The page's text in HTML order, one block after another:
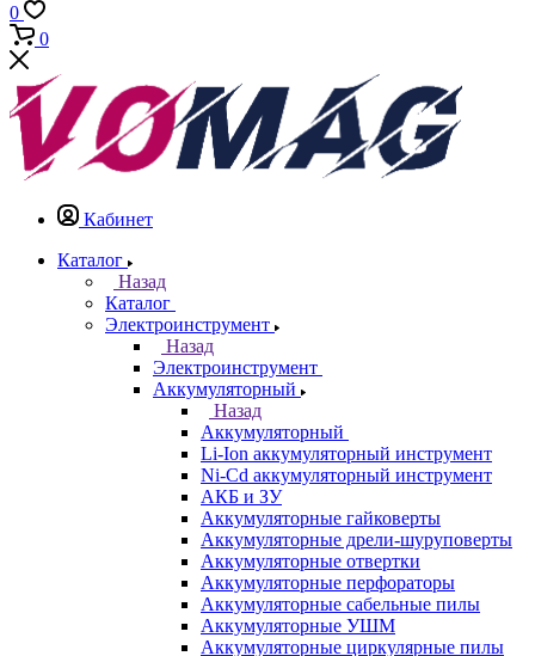
0
0
Кабинет
Каталог
Назад
Каталог
Электроинструмент
Назад
Электроинструмент
Аккумуляторный
Назад
Аккумуляторный
Li-Ion аккумуляторный инструмент
Ni-Cd аккумуляторный инструмент
АКБ и ЗУ
Аккумуляторные гайковерты
Аккумуляторные дрели-шуруповерты
Аккумуляторные отвертки
Аккумуляторные перфораторы
Аккумуляторные сабельные пилы
Аккумуляторные УШМ
Аккумуляторные циркулярные пилы